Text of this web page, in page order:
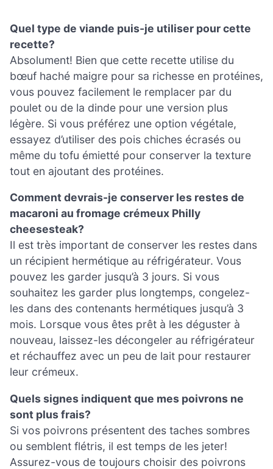
Quel type de viande puis-je utiliser pour cette
recette?
Absolument! Bien que cette recette utilise du
bœuf haché maigre pour sa richesse en protéines,
vous pouvez facilement le remplacer par du
poulet ou de la dinde pour une version plus
légère. Si vous préférez une option végétale,
essayez d’utiliser des pois chiches écrasés ou
même du tofu émietté pour conserver la texture
tout en ajoutant des protéines.
Comment devrais-je conserver les restes de
macaroni au fromage crémeux Philly
cheesesteak?
Il est très important de conserver les restes dans
un récipient hermétique au réfrigérateur. Vous
pouvez les garder jusqu’à 3 jours. Si vous
souhaitez les garder plus longtemps, congelez-
les dans des contenants hermétiques jusqu’à 3
mois. Lorsque vous êtes prêt à les déguster à
nouveau, laissez-les décongeler au réfrigérateur
et réchauffez avec un peu de lait pour restaurer
leur crémeux.
Quels signes indiquent que mes poivrons ne
sont plus frais?
Si vos poivrons présentent des taches sombres
ou semblent flétris, il est temps de les jeter!
Assurez-vous de toujours choisir des poivrons